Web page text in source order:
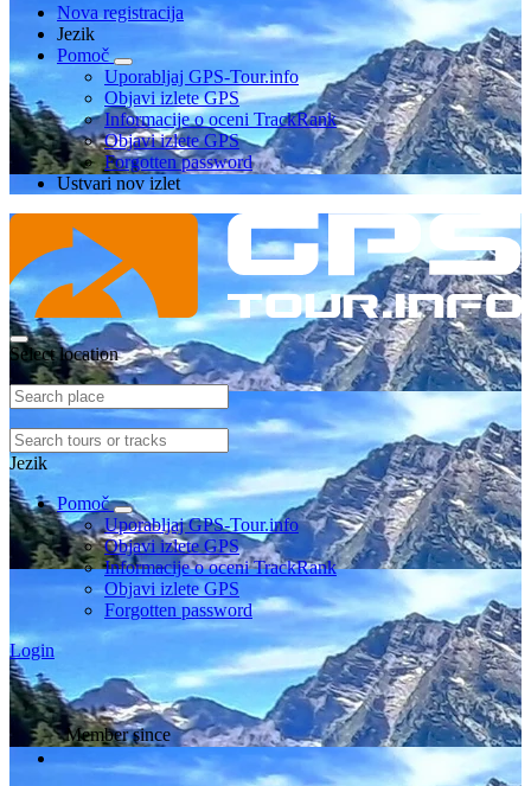
Nova registracija
Jezik
Pomoč
Uporabljaj GPS-Tour.info
Objavi izlete GPS
Informacije o oceni TrackRank
Objavi izlete GPS
Forgotten password
Ustvari nov izlet
Select location
Jezik
Pomoč
Uporabljaj GPS-Tour.info
Objavi izlete GPS
Informacije o oceni TrackRank
Objavi izlete GPS
Forgotten password
Login
Member since